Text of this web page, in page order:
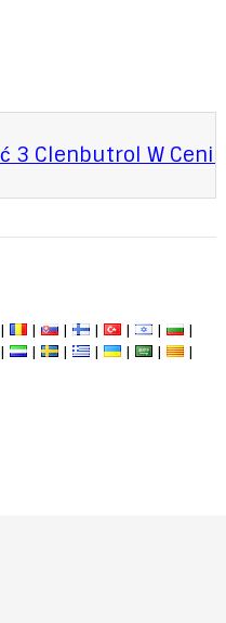
3 Clenbutrol W
| | | | | |
|
| | | | | | |